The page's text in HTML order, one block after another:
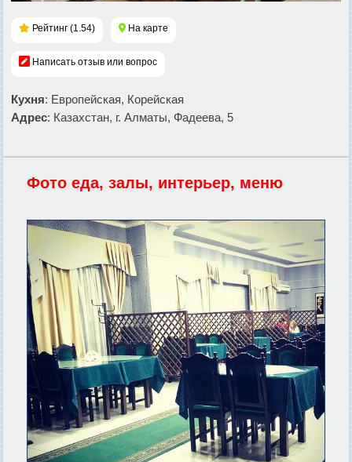
Рейтинг (1.54) На карте
Написать отзыв или вопрос
Кухня: Европейская, Корейская
Адрес: Казахстан, г. Алматы, Фадеева, 5
Фото еда, залы, интерьер, меню